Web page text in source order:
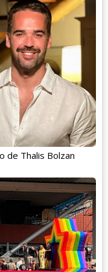
de Thalis Bolzan